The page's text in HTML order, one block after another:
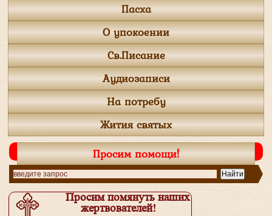
Пасха
О упокоении
Св.Писание
Аудиозаписи
На потребу
Жития святых
Просим помощи!
Просим помянуть наших
жертвователей!